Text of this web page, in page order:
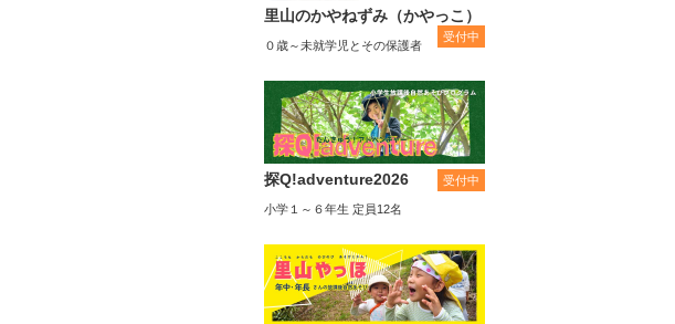
里山のかやねずみ（かやっこ）
受付中
０歳～未就学児とその保護者
探Q!adventure2026 受付中
小学１～６年生 定員12名